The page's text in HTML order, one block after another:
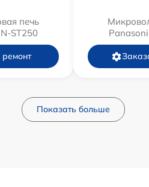
печь
ST250
Показать больше